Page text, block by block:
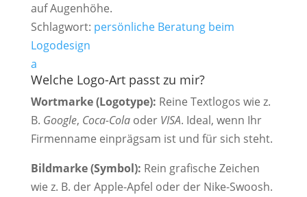
auf Augenhöhe.
Schlagwort: persönliche Beratung beim
Logodesign
a
Welche Logo-Art passt zu mir?
Wortmarke (Logotype): Reine Textlogos wie z.
B. Google, Coca-Colaoder VISA. Ideal, wenn Ihr
Firmenname einprägsam ist und für sich steht.
Bildmarke (Symbol): Rein grafische Zeichen
wie z. B. der Apple-Apfel oder der Nike-Swoosh.